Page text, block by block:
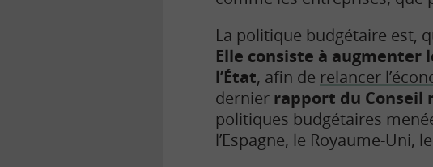
La politique budgétaire est,
Elle consiste à augmenter
l’État, afin de relancer
dernier rapport du Conseil
politiques budgétaires
l’Espagne, le Royaume-Uni,